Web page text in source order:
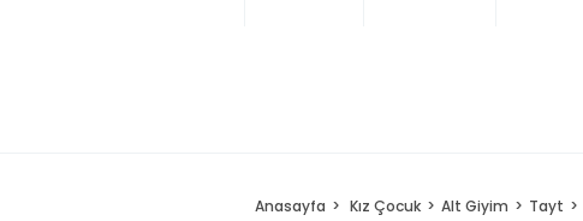
Anasayfa Kız Çocuk Alt Giyim Tayt